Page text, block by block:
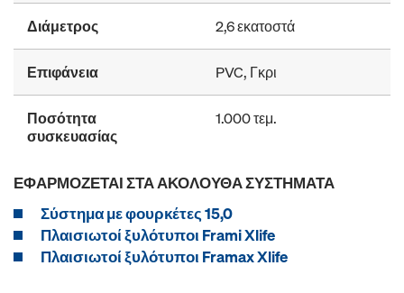
Διάμετρος 2,6 εκατοστά
Επιφάνεια PVC, Γκρι
Ποσότητα
συσκευασίας
1.000 τεμ.
ΕΦΑΡΜΌΖΕΤΑΙ ΣΤΑ ΑΚΌΛΟΥΘΑ ΣΥΣΤΉΜΑΤΑ
Σύστημα με φουρκέτες 15,0
Πλαισιωτοί ξυλότυποι Frami Xlife
Πλαισιωτοί ξυλότυποι Framax Xlife